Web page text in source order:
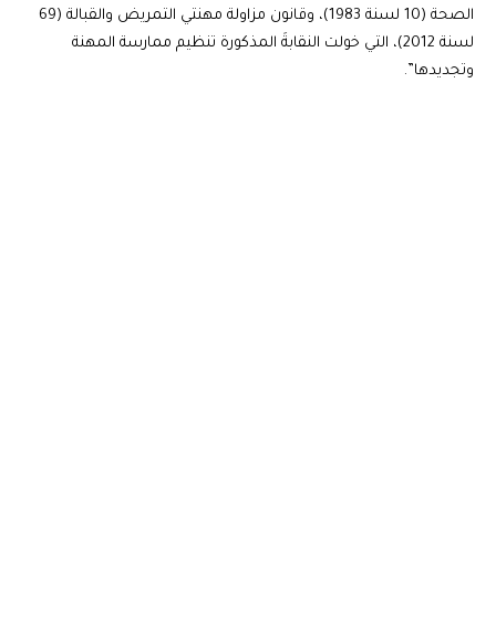
الصحة (10 لسنة 1983)، وقانون مزاولة مهنتي التمريض والقبالة (69
لسنة 2012)، التي خولت النقابةَ المذكورة تنظيم ممارسة المهنة
وتجديدها”.